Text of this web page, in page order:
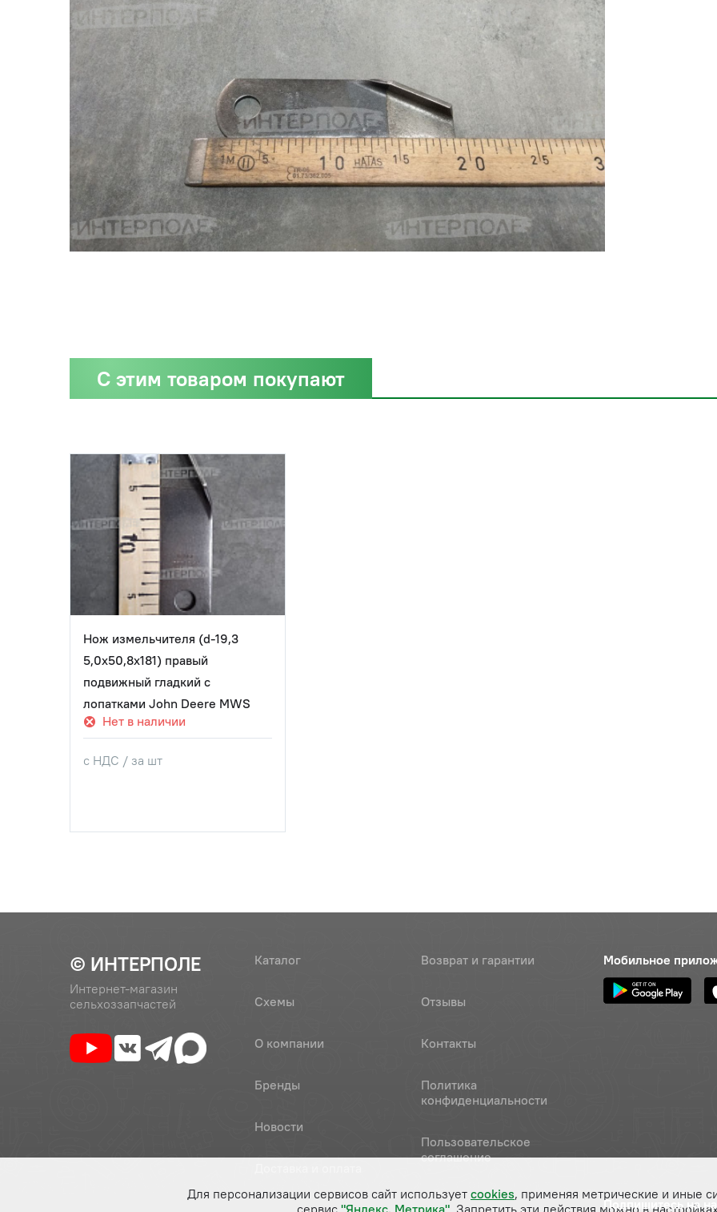
С этим товаром покупают
Нож измельчителя (d-19,3
5,0x50,8x181) правый
подвижный гладкий с
лопатками John Deere MWS
Нет в наличии
с НДС / за шт
© ИНТЕРПОЛЕ
Интернет-магазин
сельхоззапчастей
Каталог
Схемы
О компании
Бренды
Новости
Возврат и гарантии
Отзывы
Контакты
Политика
конфиденциальности
Пользовательское
соглашение
Мобильное
Подпишитесь на
Для персонализации сервисов сайт использует cookies, применяя метрические и иные
сервис "Яндекс. Метрика". Запретить эти действия можно в